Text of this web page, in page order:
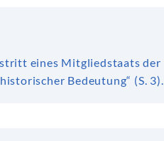
eines Mitgliedstaats der
Bedeutung“ (S. 3).